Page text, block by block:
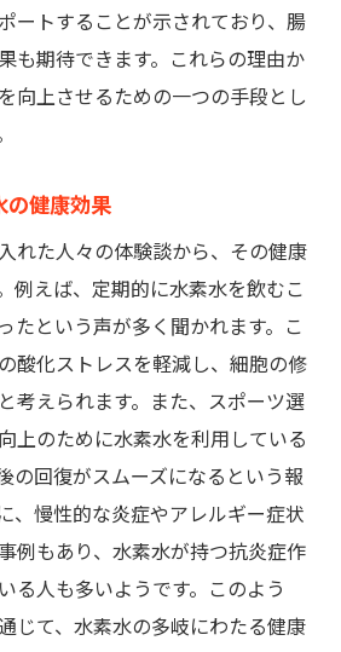
ートすることが示されており、腸
も期待できます。これらの理由か
向上させるための一つの手段とし
の健康効果
れた人々の体験談から、その健康
例えば、定期的に水素水を飲むこ
たという声が多く聞かれます。こ
酸化ストレスを軽減し、細胞の修
考えられます。また、スポーツ選
上のために水素水を利用している
の回復がスムーズになるという報
、慢性的な炎症やアレルギー症状
例もあり、水素水が持つ抗炎症作
る人も多いようです。このよう
じて、水素水の多岐にわたる健康